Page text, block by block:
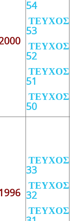
54
ΤΕΥΧΟΣ
53
ΤΕΥΧΟΣ
52
ΤΕΥΧΟΣ
51
ΤΕΥΧΟΣ
50
ΤΕΥΧΟΣ
33
ΤΕΥΧΟΣ
32
ΤΕΥΧΟΣ